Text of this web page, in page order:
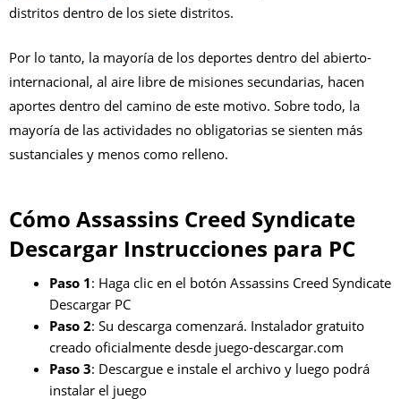
distritos dentro de los siete distritos.
Por lo tanto, la mayoría de los deportes dentro del abierto-
internacional, al aire libre de misiones secundarias, hacen
aportes dentro del camino de este motivo. Sobre todo, la
mayoría de las actividades no obligatorias se sienten más
sustanciales y menos como relleno.
Cómo Assassins Creed Syndicate
Descargar Instrucciones para PC
Paso 1: Haga clic en el botón Assassins Creed Syndicate
Descargar PC
Paso 2: Su descarga comenzará. Instalador gratuito
creado oficialmente desde juego-descargar.com
Paso 3: Descargue e instale el archivo y luego podrá
instalar el juego